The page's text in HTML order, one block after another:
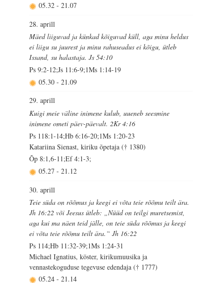
05.32 - 21.07
28. aprill
Mäed liiguvad ja künkad kõiguvad küll, aga minu heldus
ei liigu su juurest ja minu rahuseadus ei kõigu, ütleb
Issand, su halastaja. Js 54:10
Ps 9:2-12;Js 11:6-9;1Ms 1:14-19
05.30 - 21.09
29. aprill
Kuigi meie väline inimene kulub, uueneb seesmine
inimene ometi päev-päevalt. 2Kr 4:16
Ps 118:1-14;Hb 6:16-20;1Ms 1:20-23
Katariina Sienast, kiriku õpetaja († 1380)
Õp 8:1,6-11;Ef 4:1-3;
05.27 - 21.12
30. aprill
Teie süda on rõõmus ja keegi ei võta teie rõõmu teilt ära.
Jh 16:22 või Jeesus ütleb: „Nüüd on teilgi muretsemist,
aga kui ma näen teid jälle, on teie süda rõõmus ja keegi
ei võta teie rõõmu teilt ära.“ Jh 16:22
Ps 114;Hb 11:32-39;1Ms 1:24-31
Michael Ignatius, köster, kirikumuusika ja
vennastekoguduse tegevuse edendaja († 1777)
05.24 - 21.14